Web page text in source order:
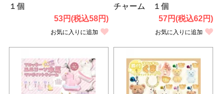
１個
53円(税込58円)
お気に入りに追加
チャーム １個
57円(税込62円)
お気に入りに追加